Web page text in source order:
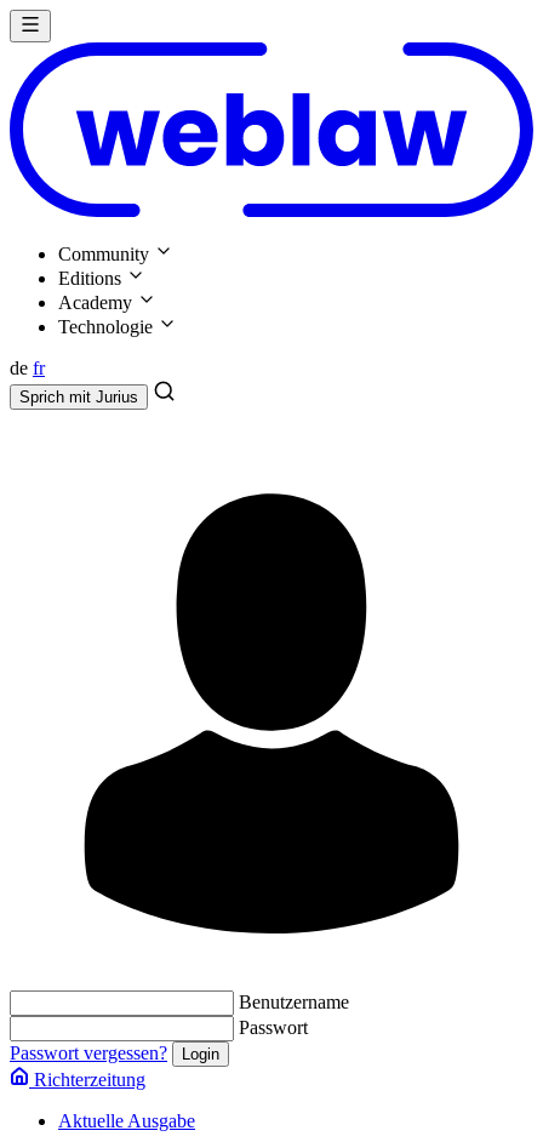
Community
Editions
Academy
Technologie
de fr
Sprich mit Jurius
Benutzername
Passwort
Passwort vergessen?
Richterzeitung
Aktuelle Ausgabe